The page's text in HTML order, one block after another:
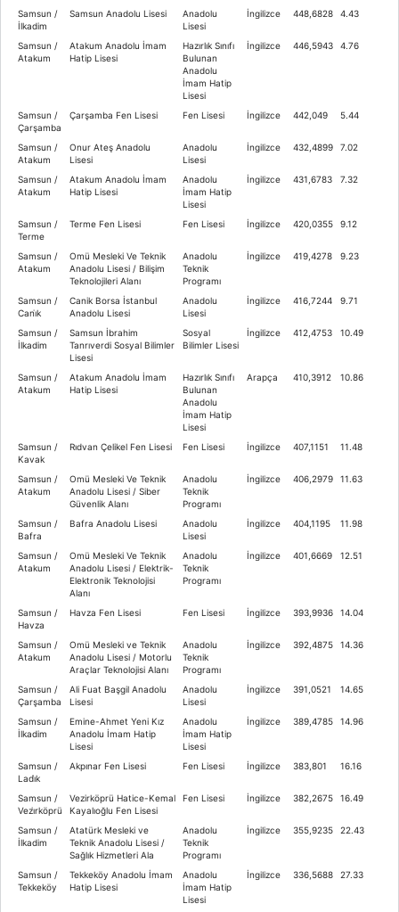
Samsun /
İlkadim
Samsun Anadolu Lisesi
Anadolu
Lisesi
İngilizce 448,6828 4.43
Samsun /
Atakum
Atakum Anadolu İmam
Hatip Lisesi
Hazırlık Sınıfı
Bulunan
Anadolu
İmam Hatip
Lisesi
İngilizce 446,5943 4.76
Samsun /
Çarşamba
Çarşamba Fen Lisesi Fen Lisesi İngilizce 442,049 5.44
Samsun /
Atakum
Onur Ateş Anadolu
Lisesi
Anadolu
Lisesi
İngilizce 432,4899 7.02
Samsun /
Atakum
Atakum Anadolu İmam
Hatip Lisesi
Anadolu
İmam Hatip
Lisesi
İngilizce 431,6783 7.32
Samsun /
Terme
Terme Fen Lisesi Fen Lisesi İngilizce 420,0355 9.12
Samsun /
Atakum
Omü Mesleki Ve Teknik
Anadolu Lisesi / Bilişim
Teknolojileri Alanı
Anadolu
Teknik
Programı
İngilizce 419,4278 9.23
Samsun /
Cani̇k
Canik Borsa İstanbul
Anadolu Lisesi
Anadolu
Lisesi
İngilizce 416,7244 9.71
Samsun /
İlkadim
Samsun İbrahim
Tanrıverdi Sosyal Bilimler
Lisesi
Sosyal
Bilimler Lisesi
İngilizce 412,4753 10.49
Samsun /
Atakum
Atakum Anadolu İmam
Hatip Lisesi
Hazırlık Sınıfı
Bulunan
Anadolu
İmam Hatip
Lisesi
Arapça 410,3912 10.86
Samsun /
Kavak
Rıdvan Çelikel Fen Lisesi Fen Lisesi İngilizce 407,1151 11.48
Samsun /
Atakum
Omü Mesleki Ve Teknik
Anadolu Lisesi / Siber
Güvenlik Alanı
Anadolu
Teknik
Programı
İngilizce 406,2979 11.63
Samsun /
Bafra
Bafra Anadolu Lisesi
Anadolu
Lisesi
İngilizce 404,1195 11.98
Samsun /
Atakum
Omü Mesleki Ve Teknik
Anadolu Lisesi / Elektrik-
Elektronik Teknolojisi
Alanı
Anadolu
Teknik
Programı
İngilizce 401,6669 12.51
Samsun /
Havza
Havza Fen Lisesi Fen Lisesi İngilizce 393,9936 14.04
Samsun /
Atakum
Omü Mesleki ve Teknik
Anadolu Lisesi / Motorlu
Araçlar Teknolojisi Alanı
Anadolu
Teknik
Programı
İngilizce 392,4875 14.36
Samsun /
Çarşamba
Ali Fuat Başgil Anadolu
Lisesi
Anadolu
Lisesi
İngilizce 391,0521 14.65
Samsun /
İlkadim
Emine-Ahmet Yeni Kız
Anadolu İmam Hatip
Lisesi
Anadolu
İmam Hatip
Lisesi
İngilizce 389,4785 14.96
Samsun /
Ladi̇k
Akpınar Fen Lisesi Fen Lisesi İngilizce 383,801 16.16
Samsun /
Vezi̇rköprü
Vezirköprü Hatice-Kemal
Kayalıoğlu Fen Lisesi
Fen Lisesi İngilizce 382,2675 16.49
Samsun /
İlkadim
Atatürk Mesleki ve
Teknik Anadolu Lisesi /
Sağlık Hizmetleri Ala
Anadolu
Teknik
Programı
İngilizce 355,9235 22.43
Samsun /
Tekkeköy
Tekkeköy Anadolu İmam
Hatip Lisesi
Anadolu
İmam Hatip
Lisesi
İngilizce 336,5688 27.33